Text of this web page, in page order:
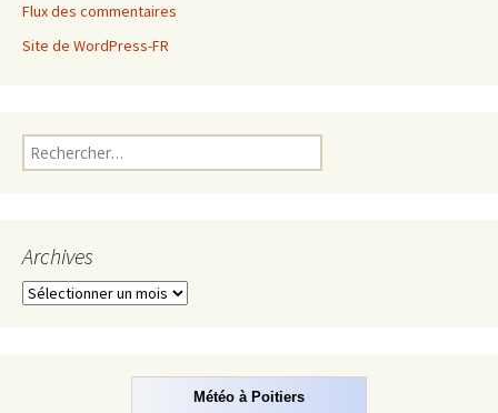
Flux des commentaires
Site de WordPress-FR
Rechercher :
Archives
Archives
Météo à Poitiers